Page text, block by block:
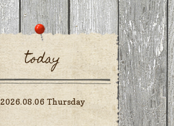
today
2026.08.06 Thursday